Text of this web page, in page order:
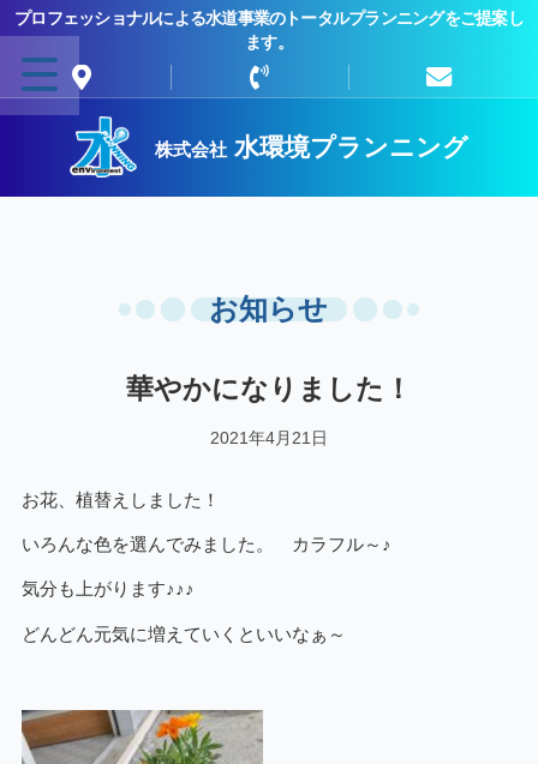
プロフェッショナルによる水道事業のトータルプランニングをご提案し
ます。
株式会社 水環境プランニング
お知らせ
華やかになりました！
2021年4月21日
お花、植替えしました！
いろんな色を選んでみました。 カラフル～♪
気分も上がります♪♪♪
どんどん元気に増えていくといいなぁ～